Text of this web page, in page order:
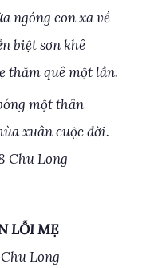
ngóng con xa về
biệt sơn khê
thăm quê một lần.
một thân
xuân cuộc đời.
Chu Long
LỖI MẸ
Long